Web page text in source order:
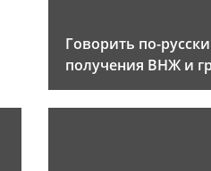
Говорить по-
получения ВНЖ и